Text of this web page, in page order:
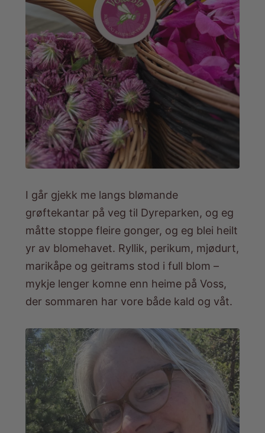
I går gjekk me langs blømande
grøftekantar på veg til Dyreparken, og eg
måtte stoppe fleire gonger, og eg blei heilt
yr av blomehavet. Ryllik, perikum, mjødurt,
marikåpe og geitrams stod i full blom –
mykje lenger komne enn heime på Voss,
der sommaren har vore både kald og våt.